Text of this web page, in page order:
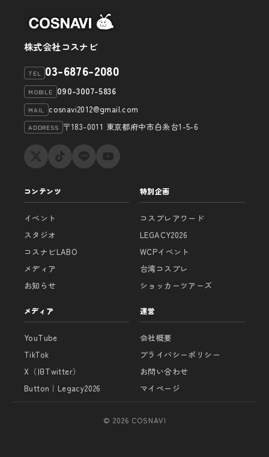
株式会社コスナビ
TEL 03-6876-2080
MOBILE 090-3007-5836
MAIL cosnavi2012@gmail.com
ADDRESS 〒183-0011 東京都府中市白糸台1-5-6
コンテンツ
イベント
スタジオ
コスナビLABO
メディア
お知らせ
特別企画
コスプレアワード
LEGACY2026
WCPイベント
台湾コスプレ
ショッカーツアーズ
メディア
YouTube
TikTok
X（旧Twitter）
Button｜Legacy2026
運営
会社概要
プライバシーポリシー
お問い合わせ
マイページ
© 2026 COSNAVI